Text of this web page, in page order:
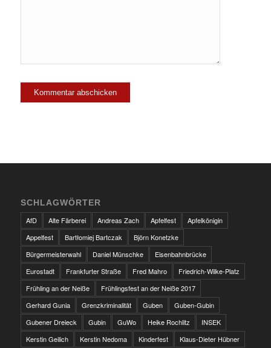
SCHLAGWÖRTER
AfD
Alte Färberei Andreas Zach Apfelfest
Apfelkönigin
Appelfest
Bartłomiej Bartczak
Björn Konetzke
Bürgermeisterwahl
Daniel Münschke
Eisenbahnbrücke
Eurostadt
Frankfurter Straße Fred Mahro
Friedrich-Wilke-Platz
Frühling an der Neiße
Frühlingsfest an der Neiße 2017
Gerhard Gunia
Grenzkriminalität Guben
Guben-Gubin
Gubener Dreieck
Gubin GuWo Heike Rochlitz
INSEK
Kerstin Geilich
Kerstin Nedoma Kinderfest
Klaus-Dieter Hübner